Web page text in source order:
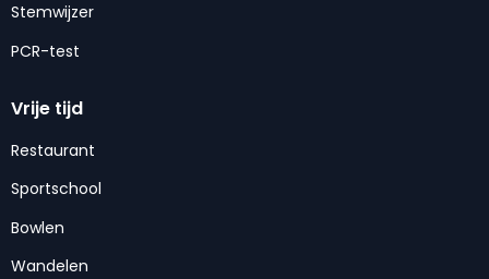
Stemwijzer
PCR-test
Vrije tijd
Restaurant
Sportschool
Bowlen
Wandelen